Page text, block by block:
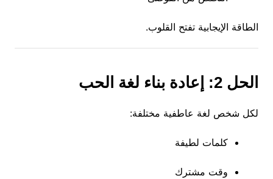
الطاقة الإيجابية تفتح القلوب.
الحل 2: إعادة بناء لغة الحب
لكل شخص لغة عاطفية مختلفة:
كلمات لطيفة
وقت مشترك